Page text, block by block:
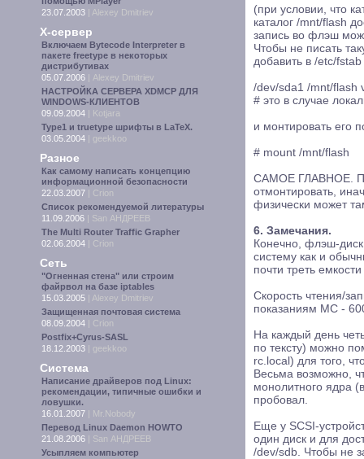
23.07.2003 | Alexey Dmitriev
X-сервер
Включаем Bytecode Interpreter в
пакете freetype в некоторых
дистрибутивах
05.07.2006 | Alexey Dmitriev
НАСТРОЙКА СЕРВЕРА XDMCP ДЛЯ
WINDOWS-КЛИЕНТОВ
09.09.2004 | Kotjara
Type1 и truetype шрифты в LaTeX.
03.05.2004 | geekkoo
Разное
Как самому написать концепцию
информационной безопасности
22.03.2007 | Crion
Список рекомендуемой литературы
11.09.2006 | San АНДРЕЕВ
The Multi Router Traffic Grapher
02.06.2004 | Crion
Сеть
"Огненная стена" или строим
файрвол на базе iptables
15.03.2005 | Alexey Dmitriev
Защищенная почтовая система
08.09.2004 | Crion
Postfix+Cyrus-SASL
18.12.2003 | geekkoo
Система
Написание драйверов под Linux:
рекомендации, типичные ошибки и
ловушки.
16.01.2007 | Mr.Nobody
Перевод Linux Daemon HOWTO
21.08.2006 | San АНДРЕЕВ
Усыпляем компьютер
(при условии, что
каталог /mnt/flash
запись во флэш
Чтобы не писать
добавить в /etc/fstab
/dev/sda1 /mnt/flash
# это в случае
и монтировать его
# mount /mnt/flash
САМОЕ ГЛАВНОЕ.
отмонтировать,
физически может
6. Замечания.
Конечно, флэш-
систему как и
почти треть
Скорость чтения/
показаниям MC -
На каждый день
по тексту) можно
rc.local) для того,
Весьма возможно,
монолитного ядра
пробовал.
Еще у SCSI-
один диск и для
/dev/sdb. Чтобы не